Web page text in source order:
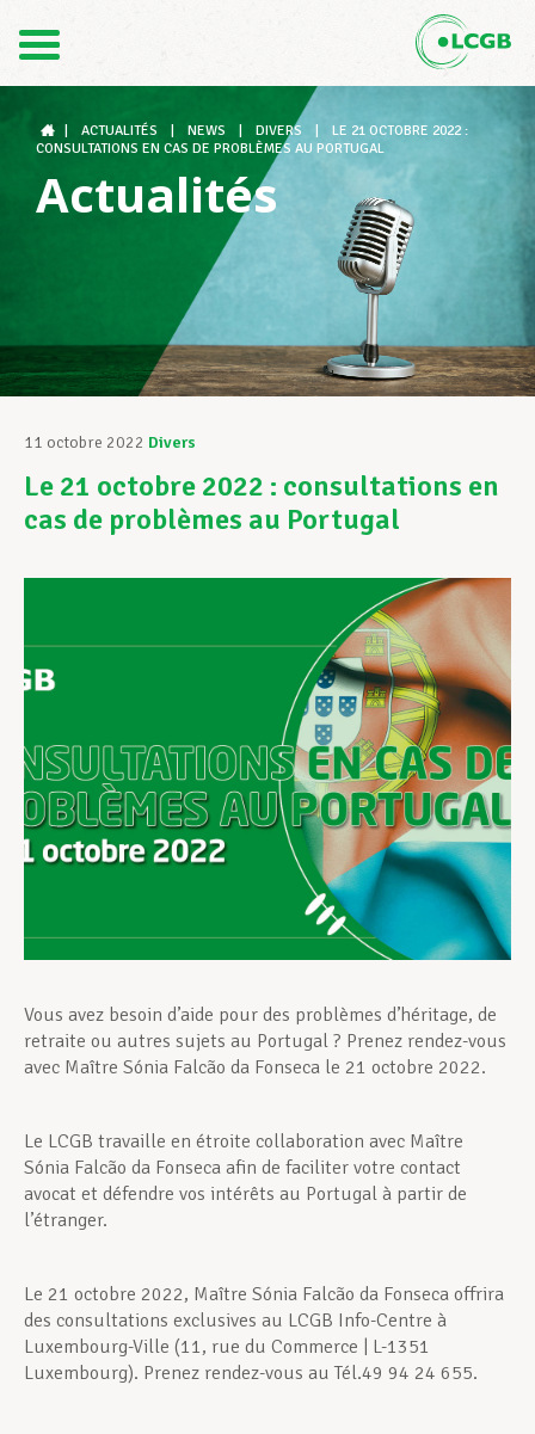
DE
Le LCGB
Structures syndicales
Assistance au Travail
Vos droits
Développement professionnel
Devenir Membre
ACTUALITÉS NEWS DIVERS
LE 21 OCTOBRE 2022 :
CONSULTATIONS EN CAS DE PROBLÈMES AU PORTUGAL
Actualités
11 octobre 2022 Divers
Le 21 octobre 2022 : consultations en
cas de problèmes au Portugal
Vous avez besoin d’aide pour des problèmes d’héritage, de
retraite ou autres sujets au Portugal ? Prenez rendez-vous
avec Maître Sónia Falcão da Fonseca le 21 octobre 2022.
Le LCGB travaille en étroite collaboration avec Maître
Sónia Falcão da Fonseca afin de faciliter votre contact
avocat et défendre vos intérêts au Portugal à partir de
l’étranger.
Le 21 octobre 2022, Maître Sónia Falcão da Fonseca offrira
des consultations exclusives au LCGB Info-Centre à
Luxembourg-Ville (11, rue du Commerce | L-1351
Luxembourg). Prenez rendez-vous au Tél.49 94 24 655.